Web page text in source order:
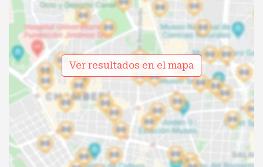
Ver resultados en el mapa